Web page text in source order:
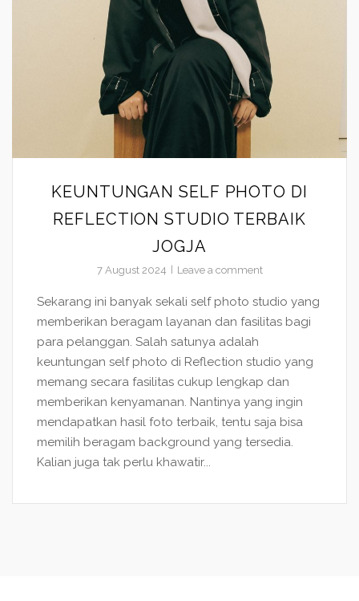
KEUNTUNGAN SELF PHOTO DI
REFLECTION STUDIO TERBAIK
JOGJA
7 August 2024 Leave a comment
Sekarang ini banyak sekali self photo studio yang
memberikan beragam layanan dan fasilitas bagi
para pelanggan. Salah satunya adalah
keuntungan self photo di Reflection studio yang
memang secara fasilitas cukup lengkap dan
memberikan kenyamanan. Nantinya yang ingin
mendapatkan hasil foto terbaik, tentu saja bisa
memilih beragam background yang tersedia.
Kalian juga tak perlu khawatir...